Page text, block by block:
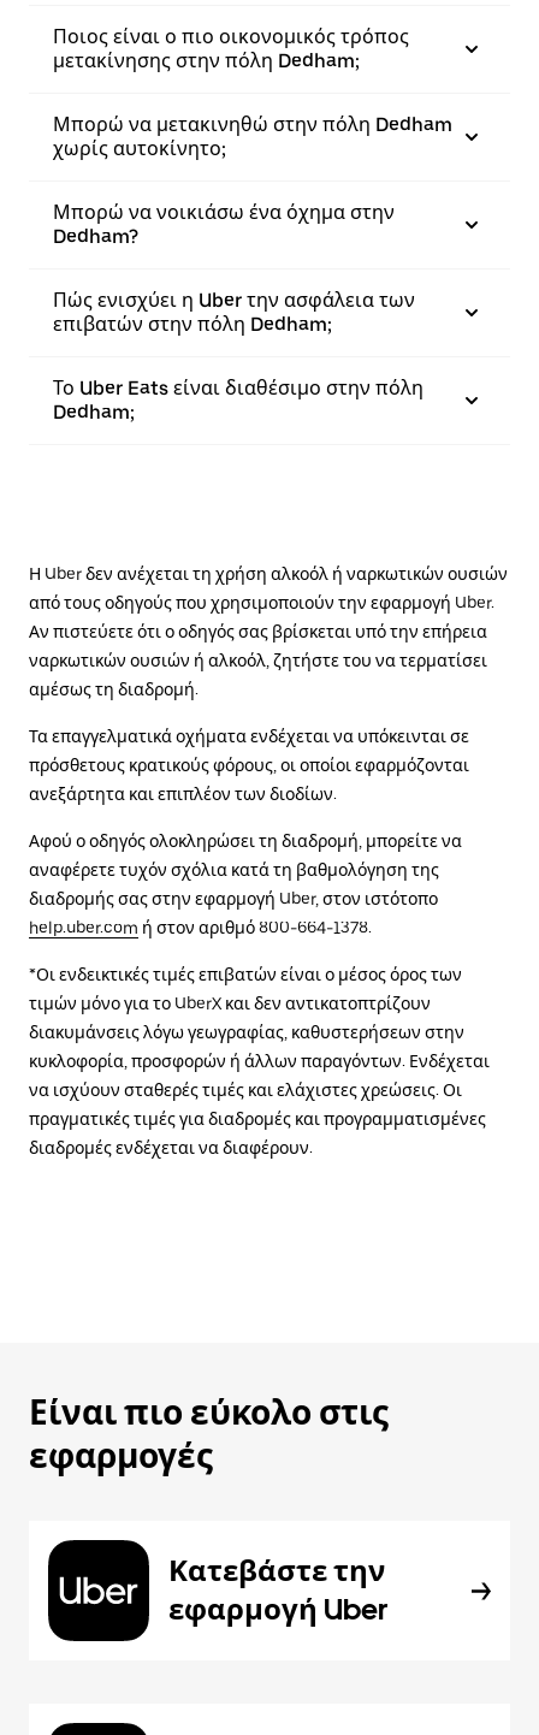
Ποιος είναι ο πιο οικονομικός τρόπος
μετακίνησης στην πόλη Dedham;
Μπορώ να μετακινηθώ στην πόλη Dedham
χωρίς αυτοκίνητο;
Μπορώ να νοικιάσω ένα όχημα στην
Dedham?
Πώς ενισχύει η Uber την ασφάλεια των
επιβατών στην πόλη Dedham;
Το Uber Eats είναι διαθέσιμο στην πόλη
Dedham;
Η Uber δεν ανέχεται τη χρήση αλκοόλ ή ναρκωτικών ουσιών
από τους οδηγούς που χρησιμοποιούν την εφαρμογή Uber.
Αν πιστεύετε ότι ο οδηγός σας βρίσκεται υπό την επήρεια
ναρκωτικών ουσιών ή αλκοόλ, ζητήστε του να τερματίσει
αμέσως τη διαδρομή.
Τα επαγγελματικά οχήματα ενδέχεται να υπόκεινται σε
πρόσθετους κρατικούς φόρους, οι οποίοι εφαρμόζονται
ανεξάρτητα και επιπλέον των διοδίων.
Αφού ο οδηγός ολοκληρώσει τη διαδρομή, μπορείτε να
αναφέρετε τυχόν σχόλια κατά τη βαθμολόγηση της
διαδρομής σας στην εφαρμογή Uber, στον ιστότοπο
help.uber.com ή στον αριθμό 800-664-1378.
*Οι ενδεικτικές τιμές επιβατών είναι ο μέσος όρος των
τιμών μόνο για το UberX και δεν αντικατοπτρίζουν
διακυμάνσεις λόγω γεωγραφίας, καθυστερήσεων στην
κυκλοφορία, προσφορών ή άλλων παραγόντων. Ενδέχεται
να ισχύουν σταθερές τιμές και ελάχιστες χρεώσεις. Οι
πραγματικές τιμές για διαδρομές και προγραμματισμένες
διαδρομές ενδέχεται να διαφέρουν.
Είναι πιο εύκολο στις
εφαρμογές
Κατεβάστε την
εφαρμογή Uber